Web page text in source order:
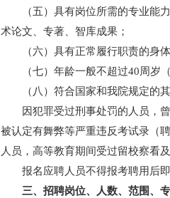
（五）具有岗位所需的专业能力
术论文、专著、智库成果；
（六）具有正常履行职责的身体
（七）年龄一般不超过40周岁（
（八）符合国家和我院规定的其
因犯罪受过刑事处罚的人员，曾
被认定有舞弊等严重违反考试录（
人员，高等教育期间受过留校察看
报名应聘人员不得报考聘用后即
三、招聘岗位、人数、范围、